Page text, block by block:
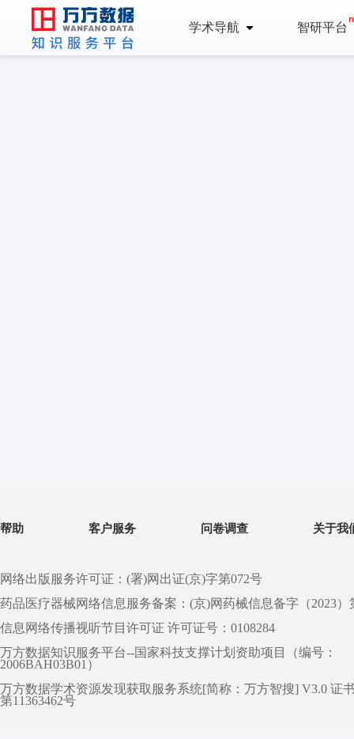
学术导航 智研平台
帮助 客户服务 问卷调查 关于我
网络出版服务许可证：(署)网出证(京)字第072号
药品医疗器械网络信息服务备案：(京)网药械信息备字（2023）
信息网络传播视听节目许可证 许可证号：0108284
万方数据知识服务平台--国家科技支撑计划资助项目（编号：
2006BAH03B01）
万方数据学术资源发现获取服务系统[简称：万方智搜] V3.0 证
第11363462号